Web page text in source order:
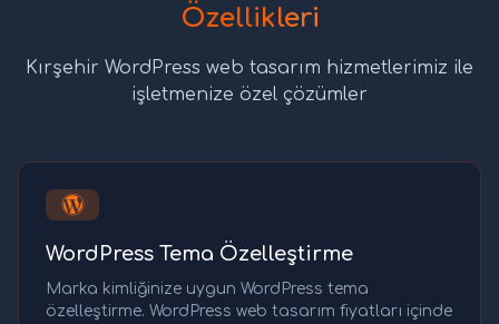
Özellikleri
Kırşehir WordPress web tasarım hizmetlerimiz ile
işletmenize özel çözümler
WordPress Tema Özelleştirme
Marka kimliğinize uygun WordPress tema
özelleştirme. WordPress web tasarım fiyatları içinde